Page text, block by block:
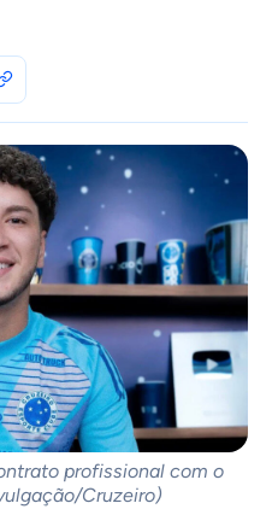
profissional com o
Cruzeiro)